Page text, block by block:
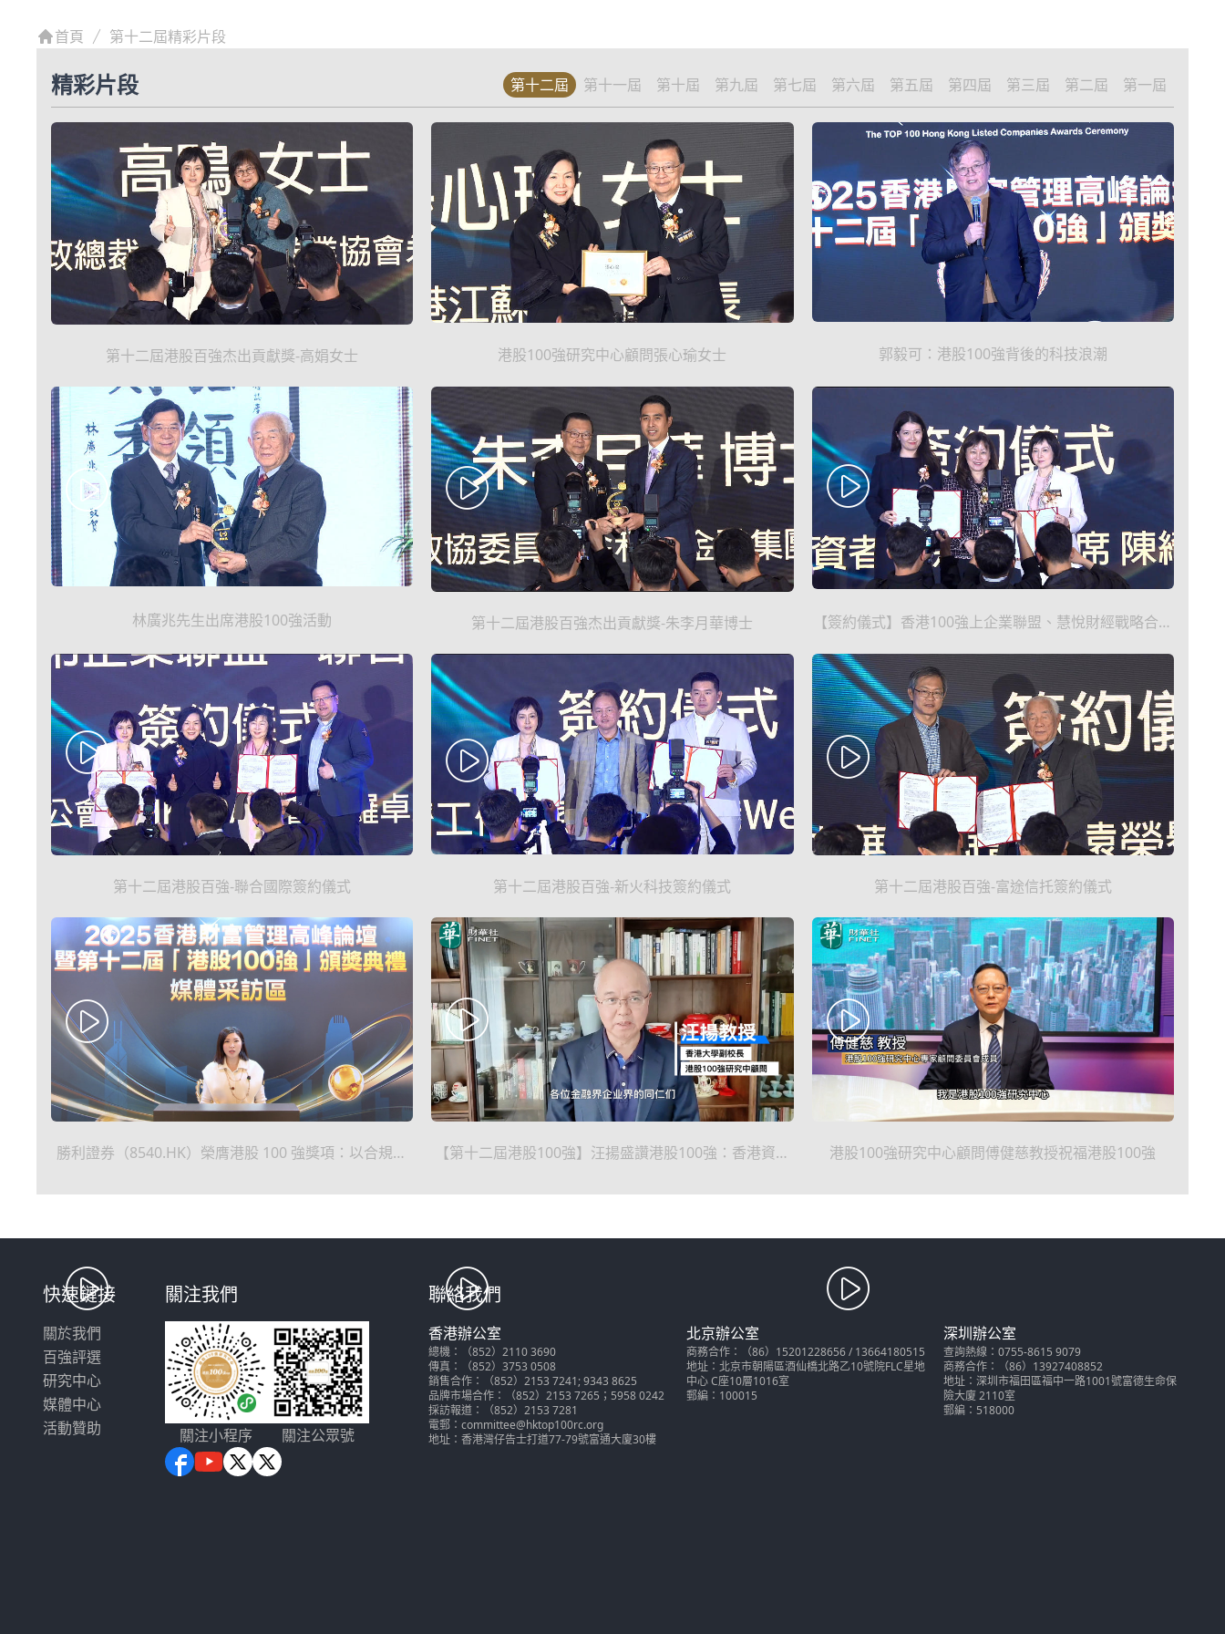
首頁 第十二屆精彩片段
精彩片段 第十二屆 第十一屆 第十屆 第九屆 第七屆 第六屆 第五屆 第四屆 第三屆 第二屆 第一屆
第十二屆港股百強杰出貢獻獎-高娟女士 港股100強研究中心顧問張心瑜女士 郭毅可：港股100強背後的科技浪潮
林廣兆先生出席港股100強活動 第十二屆港股百強杰出貢獻獎-朱李月華博士
【簽約儀式】香港100強上企業聯盟、慧悅財經戰略合作
第十二屆港股百強-聯合國際簽約儀式 第十二屆港股百強-新火科技簽約儀式 第十二屆港股百強-富途信托簽約儀式
勝利證券（8540.HK）榮膺港股 100 強獎項：以合規為
【第十二屆港股100強】汪揚盛讚港股100強：香港資本
港股100強研究中心顧問傅健慈教授祝福港股100強
快速鏈接
關於我們
百強評選
研究中心
媒體中心
活動贊助
關注我們
關注小程序 關注公眾號
聯絡我們
香港辦公室
總機：（852）2110 3690
傳真：（852）3753 0508
銷售合作：（852）2153 7241; 9343 8625
品牌市場合作：（852）2153 7265；5958 0242
採訪報道：（852）2153 7281
電郵：committee@hktop100rc.org
地址：香港灣仔告士打道77-79號富通大廈30樓
北京辦公室
商務合作：（86）15201228656 / 13664180515
地址：北京市朝陽區酒仙橋北路乙10號院FLC星地
中心 C座10層1016室
郵編：100015
深圳辦公室
查詢熱線：0755-8615 9079
商務合作：（86）13927408852
地址：深圳市福田區福中一路1001號富德生命保
險大廈 2110室
郵編：518000